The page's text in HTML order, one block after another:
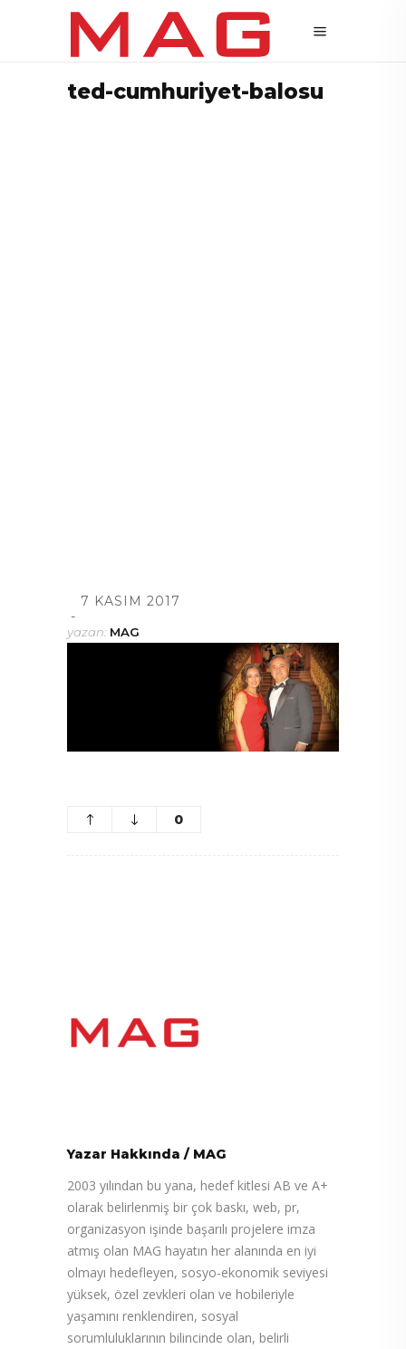
ted-cumhuriyet-balosu
7 KASIM 2017
yazan: MAG
0
Yazar Hakkında / MAG
2003 yılından bu yana, hedef kitlesi AB ve A+
olarak belirlenmiş bir çok baskı, web, pr,
organizasyon işinde başarılı projelere imza
atmış olan MAG hayatın her alanında en iyi
olmayı hedefleyen, sosyo-ekonomik seviyesi
yüksek, özel zevkleri olan ve hobileriyle
yaşamını renklendiren, sosyal
sorumluluklarının bilincinde olan, belirli